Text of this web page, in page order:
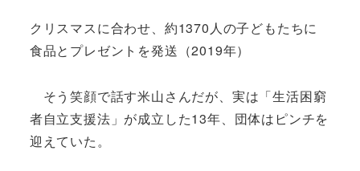
クリスマスに合わせ、約1370人の子どもたちに
食品とプレゼントを発送（2019年）
そう笑顔で話す米山さんだが、実は「生活困窮
者自立支援法」が成立した13年、団体はピンチを
迎えていた。